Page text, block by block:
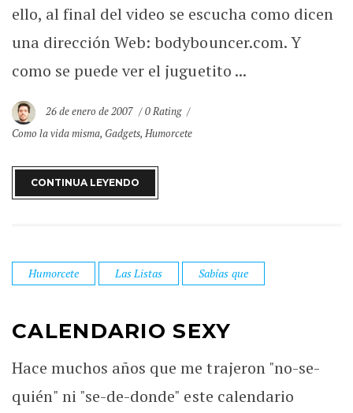
ello, al final del video se escucha como dicen
una dirección Web: bodybouncer.com. Y
como se puede ver el juguetito ...
26 de enero de 2007
0 Rating
Como la vida misma, Gadgets,Humorcete
CONTINUA LEYENDO
Humorcete Las Listas Sabías que
CALENDARIO SEXY
Hace muchos años que me trajeron "no-se-
quién" ni "se-de-donde" este calendario